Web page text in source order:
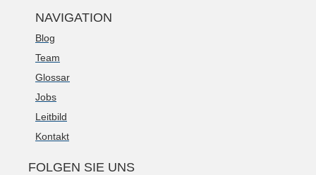
NAVIGATION
Blog
Team
Glossar
Jobs
Leitbild
Kontakt
FOLGEN SIE UNS